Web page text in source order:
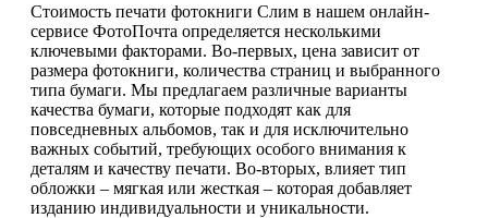
Стоимость печати фотокниги Слим в нашем онлайн-
сервисе ФотоПочта определяется несколькими
ключевыми факторами. Во-первых, цена зависит от
размера фотокниги, количества страниц и выбранного
типа бумаги. Мы предлагаем различные варианты
качества бумаги, которые подходят как для
повседневных альбомов, так и для исключительно
важных событий, требующих особого внимания к
деталям и качеству печати. Во-вторых, влияет тип
обложки – мягкая или жесткая – которая добавляет
изданию индивидуальности и уникальности.